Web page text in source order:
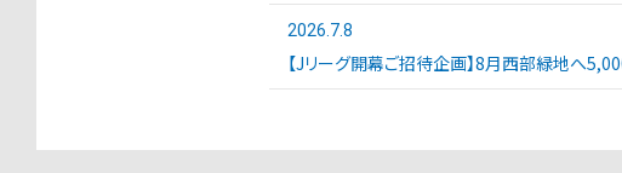
2026.7.8
【Jリーグ開幕ご招待企画】8月西部緑地へ